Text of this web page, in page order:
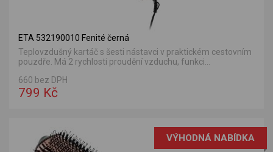
ETA 532190010 Fenité černá
Teplovzdušný kartáč s šesti nástavci v praktickém cestovním
pouzdře. Má 2 rychlosti proudění vzduchu, funkci...
660 bez DPH
799 Kč
VÝHODNÁ NABÍDKA